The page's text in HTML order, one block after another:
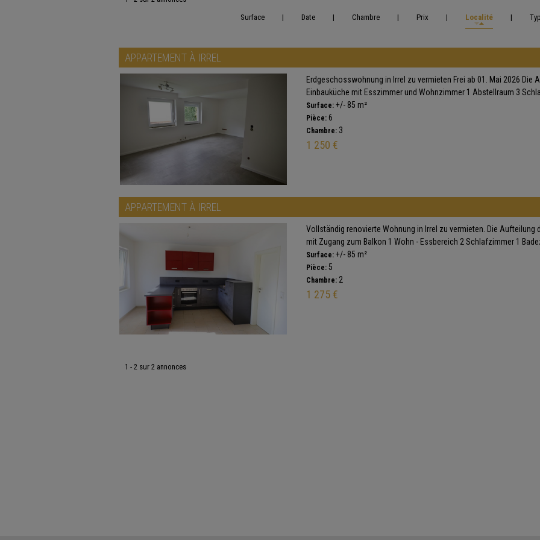
Surface
| Date | Chambre | Prix | Localité |
APPARTEMENT À IRREL
Erdgeschosswohnung in Irrel zu vermieten Frei ab 01. Mai 2026 Die
Einbauküche mit Esszimmer und Wohnzimmer 1 Abstellraum 3
Surface: +/- 85 m²
Pièce: 6
Chambre: 3
1 250 €
APPARTEMENT À IRREL
Vollständig renovierte Wohnung in Irrel zu vermieten. Die Aufteilung
mit Zugang zum Balkon 1 Wohn - Essbereich 2 Schlafzimmer 1
Surface: +/- 85 m²
Pièce: 5
Chambre: 2
1 275 €
1 - 2 sur 2 annonces